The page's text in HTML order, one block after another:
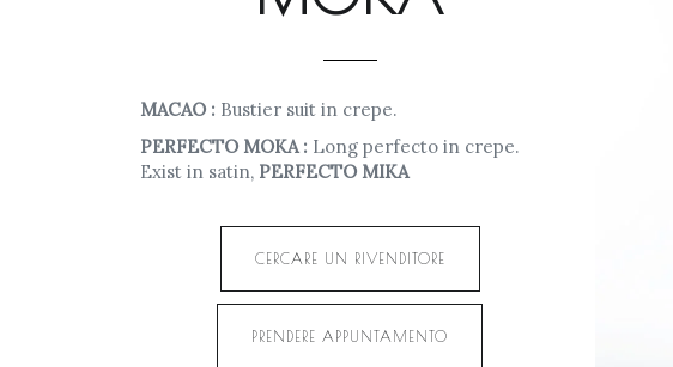
MACAO : Bustier suit in crepe.
PERFECTO MOKA : Long perfecto in crepe.
Exist in satin, PERFECTO MIKA
CERCARE UN RIVENDITORE
PRENDERE APPUNTAMENTO